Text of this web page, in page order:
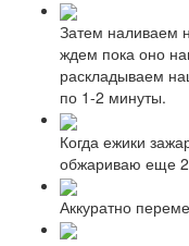
Затем наливаем
ждем пока оно
раскладываем
по 1-2 минуты.
Когда ежики
обжариваю еще
Аккуратно